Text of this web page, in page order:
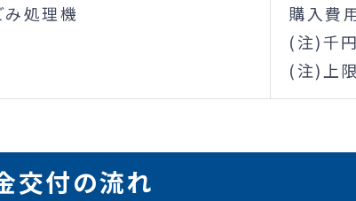
み処理機
購入費
(注)千
(注)上
交付の流れ